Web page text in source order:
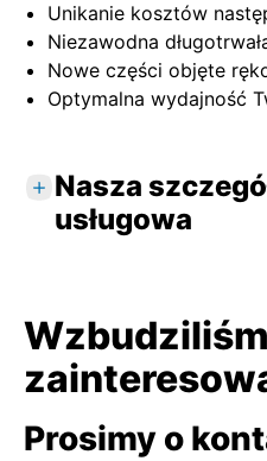
Unikanie kosztów
Niezawodna
Nowe części objęte
Optymalna wydajność
Nasza
usługowa
aplikacji
np. warunki
nadrzędny układ
Określanie
bezpośrednio
Prosimy o